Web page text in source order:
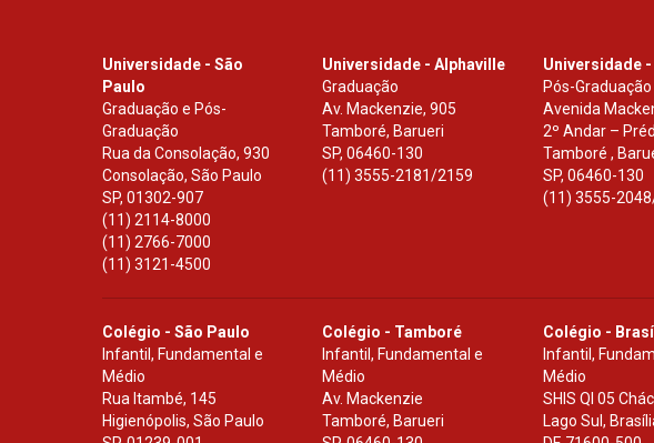
Universidade - São
Paulo
Graduação e Pós-
Graduação
Rua da Consolação, 930
Consolação, São Paulo
SP, 01302-907
(11) 2114-8000
(11) 2766-7000
(11) 3121-4500
Universidade - Alphaville
Graduação
Av. Mackenzie, 905
Tamboré, Barueri
SP,06460-130
(11) 3555-2181/2159
Universidade
Pós-Graduação
Avenida
2º Andar –
Tamboré ,
SP, 06460-130
(11) 3555-
Colégio - São Paulo
Infantil, Fundamental e
Médio
Rua Itambé, 145
Higienópolis, São Paulo
Colégio - Tamboré
Infantil, Fundamental e
Médio
Av. Mackenzie
Tamboré, Barueri
Colégio -
Infantil,
Médio
SHIS Ql 05
Lago Sul,